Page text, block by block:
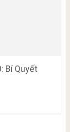
Bí Quyết